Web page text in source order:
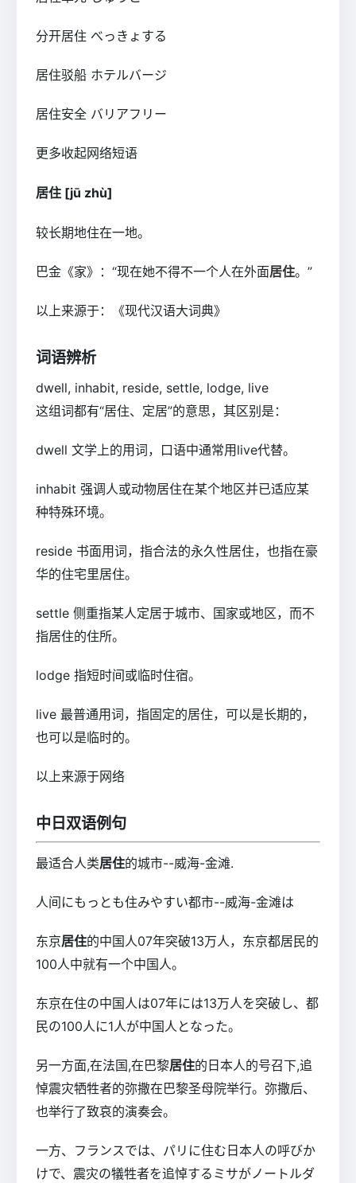
分开居住 べっきょする
居住驳船 ホテルバージ
居住安全 バリアフリー
更多收起网络短语
居住 [jū zhù]
较长期地住在一地。
巴金《家》：“现在她不得不一个人在外面居住。”
以上来源于：《现代汉语大词典》
词语辨析
dwell, inhabit, reside, settle, lodge, live
这组词都有“居住、定居”的意思，其区别是：
dwell 文学上的用词，口语中通常用live代替。
inhabit 强调人或动物居住在某个地区并已适应某
种特殊环境。
reside 书面用词，指合法的永久性居住，也指在豪
华的住宅里居住。
settle 侧重指某人定居于城市、国家或地区，而不
指居住的住所。
lodge 指短时间或临时住宿。
live 最普通用词，指固定的居住，可以是长期的，
也可以是临时的。
以上来源于网络
中日双语例句
最适合人类居住的城市--威海-金滩.
人间にもっとも住みやすい都市--威海-金滩は
东京居住的中国人07年突破13万人，东京都居民的
100人中就有一个中国人。
东京在住の中国人は07年には13万人を突破し、都
民の100人に1人が中国人となった。
另一方面,在法国,在巴黎居住的日本人的号召下,追
悼震灾牺牲者的弥撒在巴黎圣母院举行。弥撒后、
也举行了致哀的演奏会。
一方、フランスでは、パリに住む日本人の呼びか
けで、震灾の犠牲者を追悼するミサがノートルダ